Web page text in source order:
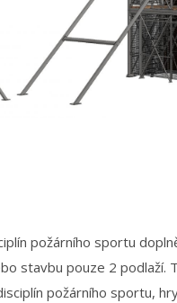
požárního sportu
stavbu pouze 2 podlaží.
požárního sportu,